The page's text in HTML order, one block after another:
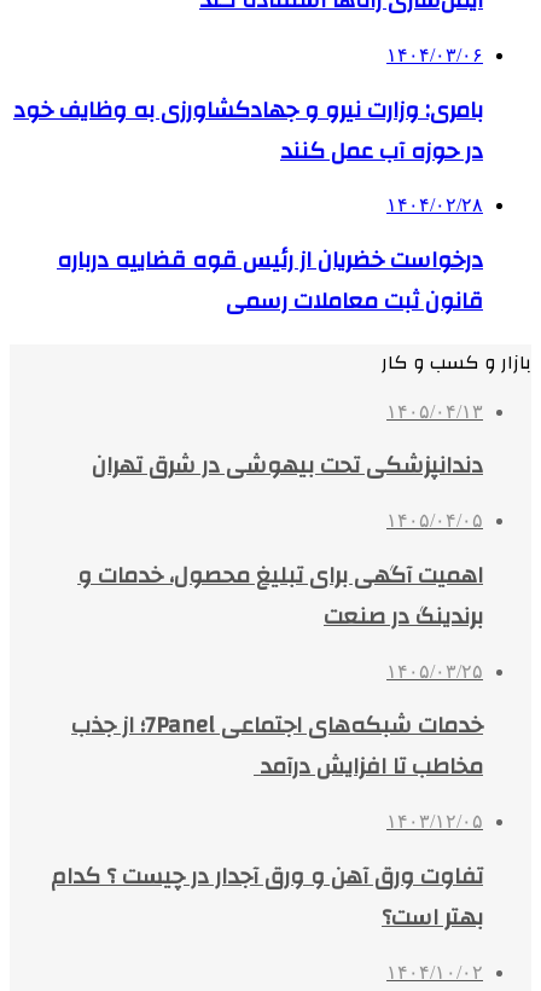
۱۴۰۴/۰۳/۰۶
بامری:‌ وزارت نیرو و جهادکشاورزی به وظایف خود
در حوزه آب عمل کنند
۱۴۰۴/۰۲/۲۸
درخواست خضریان از رئیس قوه قضاییه درباره
قانون ثبت معاملات رسمی
بازار و کسب و کار
۱۴۰۵/۰۴/۱۳
دندانپزشکی تحت بیهوشی در شرق تهران
۱۴۰۵/۰۴/۰۵
اهمیت آگهی برای تبلیغ محصول، خدمات و
برندینگ در صنعت
۱۴۰۵/۰۳/۲۵
خدمات شبکه‌های اجتماعی 7Panel؛ از جذب
مخاطب تا افزایش درآمد
۱۴۰۳/۱۲/۰۵
تفاوت ورق آهن و ورق آجدار در چیست ؟ کدام
بهتر است؟
۱۴۰۴/۱۰/۰۲